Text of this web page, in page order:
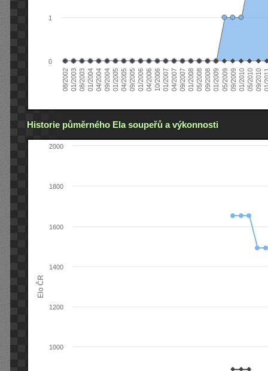
08/200201/200308/200301/200404/200409/200401/200504/200509/200501/200604/200610/200601/200704/200709/200701/200805/200809/200801/200905/200909/200901/201005/201009/2010
0
1
Historie půměrného Ela soupeřů a výkonnosti
Elo ČR
1000
1200
1400
1600
1800
2000